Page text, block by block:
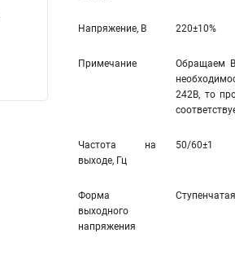
Напряжение, В 220±10%
Примечание
Обращаем
242В, то
Частота на
выходе, Гц
50/60±1
Форма
выходного
напряжения